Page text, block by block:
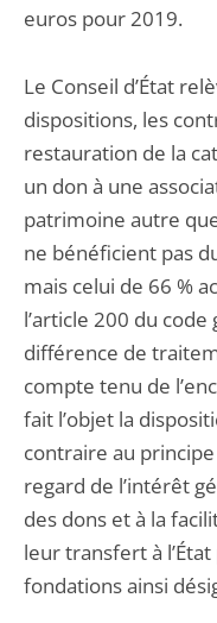
euros pour 2019.
Le Conseil d’État
dispositions, les
restauration de la
un don à une
patrimoine autre
ne bénéficient pas
mais celui de 66 %
l’article 200 du
différence de
compte tenu de
fait l’objet la
contraire au principe
regard de l’intérêt
des dons et à la
leur transfert à
fondations ainsi